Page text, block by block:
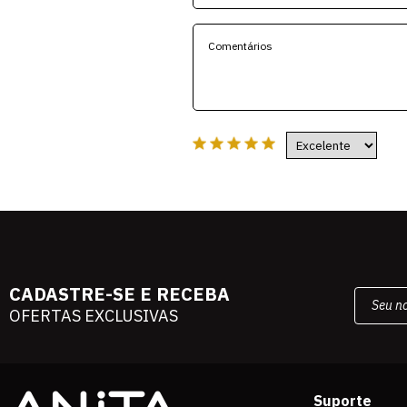
CADASTRE-SE E RECEBA
OFERTAS EXCLUSIVAS
Suporte